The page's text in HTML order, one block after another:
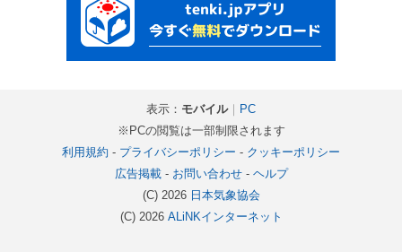
表示： モバイル｜ PC
※PCの閲覧は一部制限されます
利用規約 - プライバシーポリシー - クッキーポリシー
広告掲載- お問い合わせ- ヘルプ
(C) 2026 日本気象協会
(C) 2026 ALiNKインターネット